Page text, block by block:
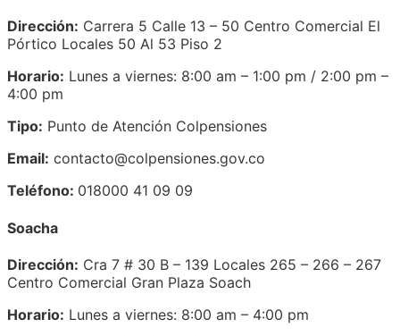
Dirección: Carrera 5 Calle 13 – 50 Centro Comercial El
Pórtico Locales 50 Al 53 Piso 2
Horario: Lunes a viernes: 8:00 am – 1:00 pm / 2:00 pm –
4:00 pm
Tipo: Punto de Atención Colpensiones
Email: contacto@colpensiones.gov.co
Teléfono: 018000 41 09 09
Soacha
Dirección: Cra 7 # 30 B – 139 Locales 265 – 266 – 267
Centro Comercial Gran Plaza Soach
Horario: Lunes a viernes: 8:00 am – 4:00 pm